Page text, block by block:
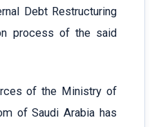
Debt Restructuring
process of the said
of the Ministry of
of Saudi Arabia has